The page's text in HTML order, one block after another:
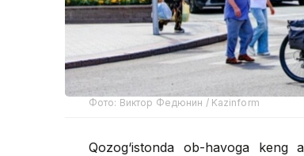
Фото: Виктор Федюнин / Kazinform
Qozog‘istonda ob-havoga keng